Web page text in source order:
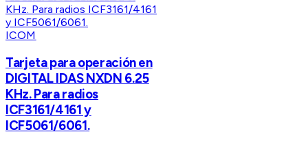
ICOM
Tarjeta para operación en
DIGITAL IDAS NXDN 6.25
KHz. Para radios
ICF3161/4161 y
ICF5061/6061.